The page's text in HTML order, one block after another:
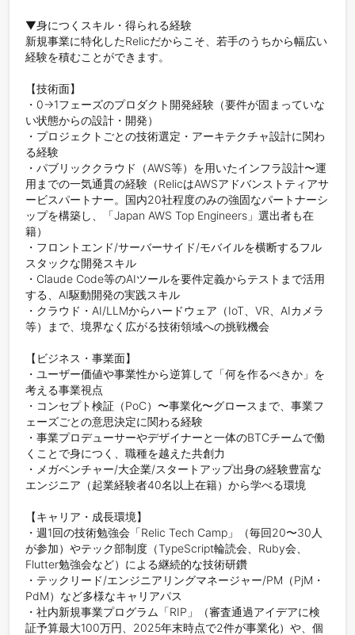
▼身につくスキル・得られる経験
新規事業に特化したRelicだからこそ、若手のうちから幅広い
経験を積むことができます。
【技術面】
・0→1フェーズのプロダクト開発経験（要件が固まっていな
い状態からの設計・開発）
・プロジェクトごとの技術選定・アーキテクチャ設計に関わ
る経験
・パブリッククラウド（AWS等）を用いたインフラ設計〜運
用までの一気通貫の経験（RelicはAWSアドバンストティアサ
ービスパートナー。国内20社程度のみの強固なパートナーシ
ップを構築し、「Japan AWS Top Engineers」選出者も在
籍）
・フロントエンド/サーバーサイド/モバイルを横断するフル
スタックな開発スキル
・Claude Code等のAIツールを要件定義からテストまで活用
する、AI駆動開発の実践スキル
・クラウド・AI/LLMからハードウェア（IoT、VR、AIカメラ
等）まで、境界なく広がる技術領域への挑戦機会
【ビジネス・事業面】
・ユーザー価値や事業性から逆算して「何を作るべきか」を
考える事業視点
・コンセプト検証（PoC）〜事業化〜グロースまで、事業フ
ェーズごとの意思決定に関わる経験
・事業プロデューサーやデザイナーと一体のBTCチームで働
くことで身につく、職種を越えた共創力
・メガベンチャー/大企業/スタートアップ出身の経験豊富な
エンジニア（起業経験者40名以上在籍）から学べる環境
【キャリア・成長環境】
・週1回の技術勉強会「Relic Tech Camp」（毎回20〜30人
が参加）やテック部制度（TypeScript輪読会、Ruby会、
Flutter勉強会など）による継続的な技術研鑽
・テックリード/エンジニアリングマネージャー/PM（PjM・
PdM）など多様なキャリアパス
・社内新規事業プログラム「RIP」（審査通過アイデアに検
証予算最大100万円、2025年末時点で2件が事業化）や、個